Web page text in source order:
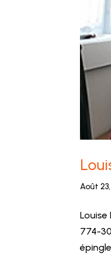
Août
Louise
774-